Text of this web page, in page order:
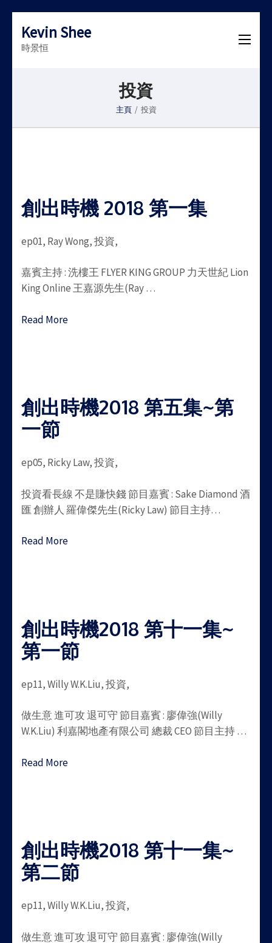
Kevin Shee
時景恒
投資
主頁 / 投資
創出時機 2018 第一集
ep01, Ray Wong, 投資,
嘉賓主持 : 洗樓王 FLYER KING GROUP 力天世紀 Lion
King Online 王嘉源先生(Ray …
Read More
創出時機2018 第五集~第
一節
ep05, Ricky Law, 投資,
投資看長線 不是賺快錢 節目嘉賓 : Sake Diamond 酒
匯 創辦人 羅偉傑先生(Ricky Law) 節目主持…
Read More
創出時機2018 第十一集~
第一節
ep11, Willy W.K.Liu, 投資,
做生意 進可攻 退可守 節目嘉賓 : 廖偉強(Willy
W.K.Liu) 利嘉閣地產有限公司 總裁 CEO 節目主持 …
Read More
創出時機2018 第十一集~
第二節
ep11, Willy W.K.Liu, 投資,
做生意 進可攻 退可守 節目嘉賓 : 廖偉強(Willy